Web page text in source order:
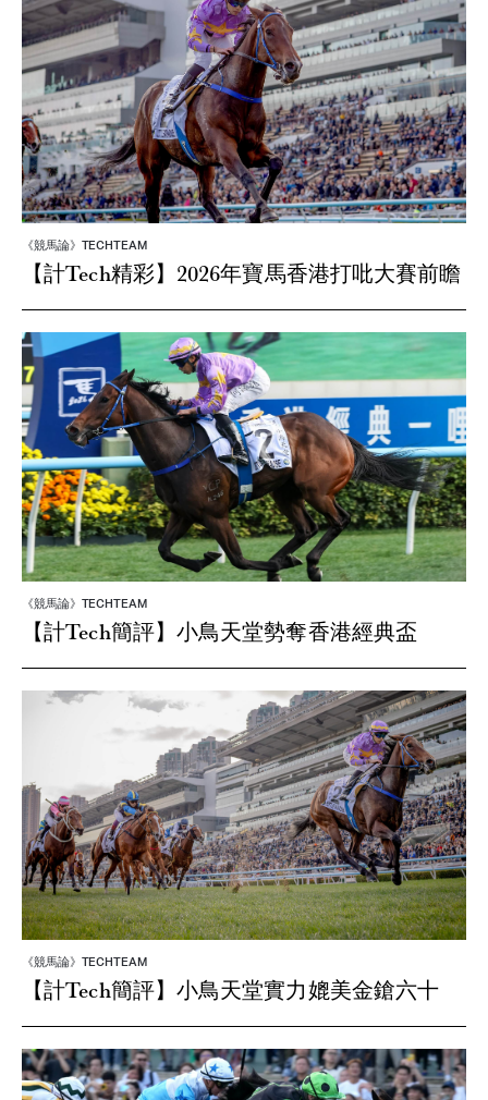
《競馬論》TECHTEAM
【計Tech精彩】2026年寶馬香港打吡大賽前瞻
《競馬論》TECHTEAM
【計Tech簡評】小鳥天堂勢奪香港經典盃
《競馬論》TECHTEAM
【計Tech簡評】小鳥天堂實力媲美金鎗六十